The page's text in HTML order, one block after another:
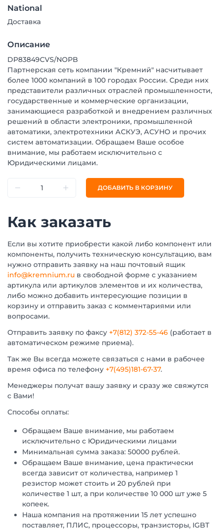
National
Доставка
Описание
DP83849CVS/NOPB
Партнерская сеть компании "Кремний" насчитывает
более 1000 компаний в 100 городах России. Среди них
представители различных отраслей промышленности,
государственные и коммерческие организации,
занимающиеся разработкой и внедрением различных
решений в области электроники, промышленной
автоматики, электротехники АСКУЭ, АСУНО и прочих
систем автоматизации. Обращаем Ваше особое
внимание, мы работаем исключительно с
Юридическими лицами.
ДОБАВИТЬ В КОРЗИНУ
Как заказать
Если вы хотите приобрести какой либо компонент или
компоненты, получить техническую консультацию, вам
нужно отправить заявку на наш почтовый ящик
info@kremnium.ru в свободной форме с указанием
артикула или артикулов элементов и их количества,
либо можно добавить интересующие позиции в
корзину и отправить заказ с комментариями или
вопросами.
Отправить заявку по факсу +7(812) 372-55-46 (работает в
автоматическом режиме приема).
Так же Вы всегда можете связаться с нами в рабочее
время офиса по телефону +7(495)181-67-37.
Менеджеры получат вашу заявку и сразу же свяжутся
с Вами!
Способы оплаты:
Обращаем Ваше внимание, мы работаем
исключительно с Юридическими лицами
Минимальная сумма заказа: 50000 рублей.
Обращаем Ваше внимание, цена практически
всегда зависит от количества, например 1
резистор может стоить и 20 рублей при
количестве 1 шт, а при количестве 10 000 шт уже 5
копеек.
Наша компания на протяжении 15 лет успешно
поставляет, ПЛИС, процессоры, транзисторы, IGBT